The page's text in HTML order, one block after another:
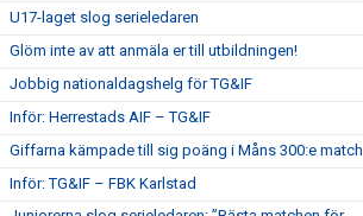
U17-laget slog serieledaren
Glöm inte av att anmäla er till utbildningen!
Jobbig nationaldagshelg för TG&IF
Inför: Herrestads AIF – TG&IF
Giffarna kämpade till sig poäng i Måns 300:e match
Inför: TG&IF – FBK Karlstad